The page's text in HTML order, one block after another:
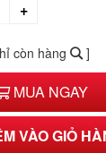
còn hàng ]
MUA NGAY
VÀO GIỎ